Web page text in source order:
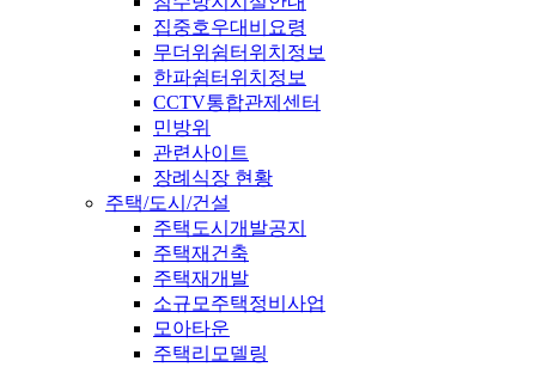
집중호우대비요령
무더위쉼터위치정보
한파쉼터위치정보
CCTV통합관제센터
민방위
관련사이트
장례식장 현황
주택/도시/건설
주택도시개발공지
주택재건축
주택재개발
소규모주택정비사업
모아타운
주택리모델링